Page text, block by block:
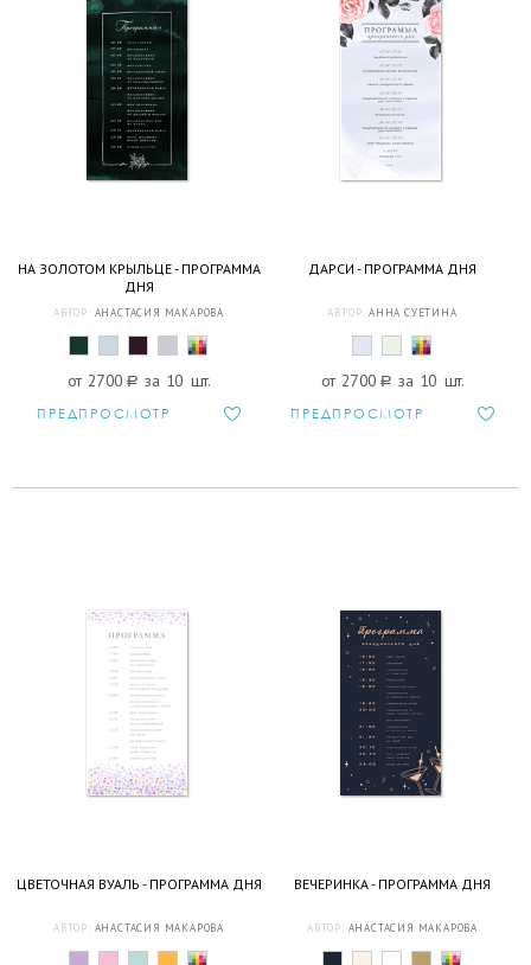
НА ЗОЛОТОМ КРЫЛЬЦЕ - ПРОГРАММА
ДНЯ
АВТОР: АНАСТАСИЯ МАКАРОВА
от 2700 a за 10 шт.
ПРЕДПРОСМОТР
ДАРСИ - ПРОГРАММА ДНЯ
АВТОР: АННА СУЕТИНА
от 2700 a за 10 шт.
ПРЕДПРОСМОТР
ЦВЕТОЧНАЯ ВУАЛЬ - ПРОГРАММА ДНЯ
АВТОР: АНАСТАСИЯ МАКАРОВА
ВЕЧЕРИНКА - ПРОГРАММА ДНЯ
АВТОР: АНАСТАСИЯ МАКАРОВА